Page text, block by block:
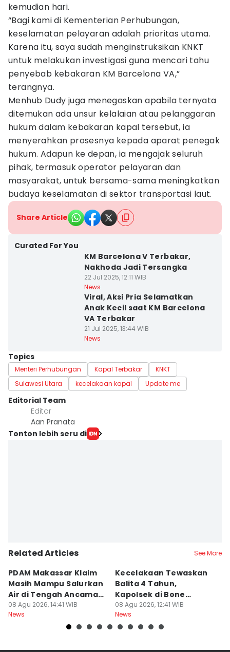
kemudian hari.
“Bagi kami di Kementerian Perhubungan,
keselamatan pelayaran adalah prioritas utama.
Karena itu, saya sudah menginstruksikan KNKT
untuk melakukan investigasi guna mencari tahu
penyebab kebakaran KM Barcelona VA,”
terangnya.
Menhub Dudy juga menegaskan apabila ternyata
ditemukan ada unsur kelalaian atau pelanggaran
hukum dalam kebakaran kapal tersebut, ia
menyerahkan prosesnya kepada aparat penegak
hukum. Adapun ke depan, ia mengajak seluruh
pihak, termasuk operator pelayaran dan
masyarakat, untuk bersama-sama meningkatkan
budaya keselamatan di sektor transportasi laut.
Share Article
Curated For You
KM Barcelona V Terbakar,
Nakhoda Jadi Tersangka
22 Jul 2025, 12:11 WIB
News
Viral, Aksi Pria Selamatkan
Anak Kecil saat KM Barcelona
VA Terbakar
21 Jul 2025, 13:44 WIB
News
Topics
Menteri Perhubungan Kapal Terbakar
KNKT
Sulawesi Utara
kecelakaan kapal Update me
Editorial Team
Editor
Aan Pranata
Tonton lebih seru di
Related Articles See More
PDAM Makassar Klaim
Masih Mampu Salurkan
Air di Tengah Ancaman
Kekeringan
08 Agu 2026, 14:41 WIB
News
Kecelakaan Tewaskan
Balita 4 Tahun,
Kapolsek di Bone
Diperiksa Propam
08 Agu 2026, 12:41 WIB
News